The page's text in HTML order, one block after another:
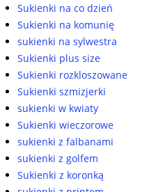
Sukienki na co dzień
Sukienki na komunię
sukienki na sylwestra
Sukienki plus size
Sukienki rozkloszowane
Sukienki szmizjerki
sukienki w kwiaty
Sukienki wieczorowe
sukienki z falbanami
sukienki z golfem
Sukienki z koronką